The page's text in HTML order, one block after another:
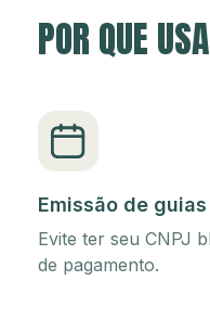
POR QUE
Emissão de guias
Evite ter seu CNPJ
de pagamento.